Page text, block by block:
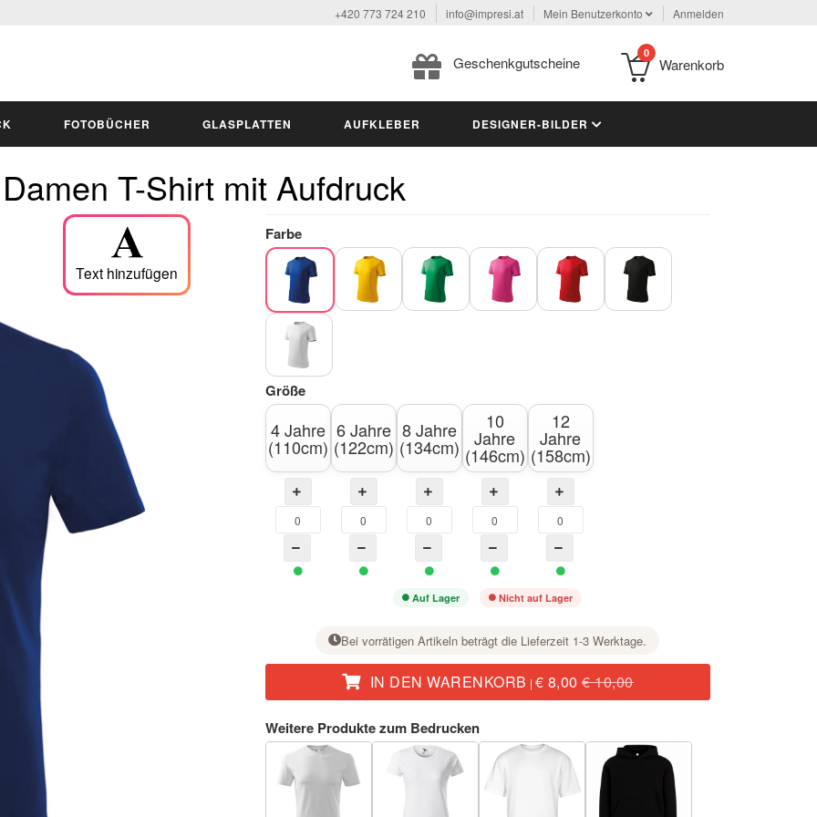
+420 773 724 210 info@impresi.at Mein Benutzerkonto Anmelden
Geschenkgutscheine
0
Warenkorb
FOTOBÜCHER GLASPLATTEN AUFKLEBER DESIGNER-BILDER
Damen T-Shirt mit Aufdruck
Text hinzufügen
Farbe
Größe
4 Jahre
(110cm)
6 Jahre
(122cm)
8 Jahre
(134cm)
10
Jahre
(146cm)
12
Jahre
(158cm)
Auf Lager Nicht auf Lager
Bei vorrätigen Artikeln beträgt die Lieferzeit 1-3 Werktage.
IN DEN WARENKORB | € 8,00€ 10,00
Weitere Produkte zum Bedrucken